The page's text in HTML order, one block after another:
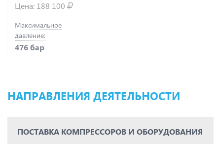
Цена: 188 100
Максимальное
давление:
476 бар
НАПРАВЛЕНИЯ ДЕЯТЕЛЬНОСТИ
ПОСТАВКА КОМПРЕССОРОВ И ОБОРУДОВАНИЯ